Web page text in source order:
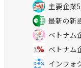
主要企業
最新の新
ベトナム
ベトナム
インフォ